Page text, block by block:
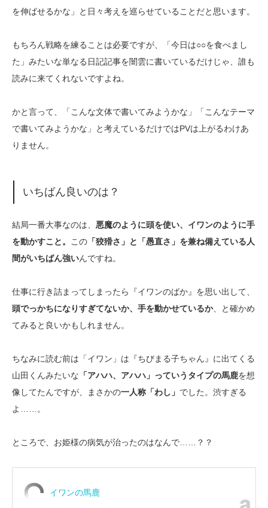
を伸ばせるかな」と日々考えを巡らせていることだと思います。
もちろん戦略を練ることは必要ですが、「今日は○○を食べまし
た」みたいな単なる日記記事を闇雲に書いているだけじゃ、誰も
読みに来てくれないですよね。
かと言って、「こんな文体で書いてみようかな」「こんなテーマ
で書いてみようかな」と考えているだけではPVは上がるわけあ
りません。
いちばん良いのは？
結局一番大事なのは、 悪魔のように頭を使い、イワンのように手
を動かすこと。 この 「狡猾さ」と「愚直さ」を兼ね備えている人
間がいちばん強いんですね。
仕事に行き詰まってしまったら『イワンのばか』を思い出して、
頭でっかちになりすぎてないか、手を動かせているか、と確かめ
てみると良いかもしれません。
ちなみに読む前は「イワン」は『ちびまる子ちゃん』に出てくる
山田くんみたいな 「アハハ、アハハ」っていうタイプの馬鹿を想
像してたんですが、まさかの一人称「わし」 でした。渋すぎる
よ……。
ところで、お姫様の病気が治ったのはなんで……？？
イワンの馬鹿